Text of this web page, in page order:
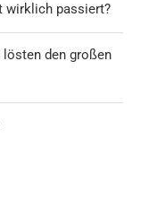
wirklich passiert?
lösten den großen